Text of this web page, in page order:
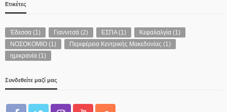
Ετικέτες
Έδεσσα (1) Γιαννιτσά (2) ΕΣΠΑ(1) Κεφαλαλγία (1)
ΝΟΣΟΚΟΜΙΟ (1) Περιφέρεια Κεντρικής Μακεδονίας (1)
ημικρανία (1)
Συνδεθείτε μαζί μας